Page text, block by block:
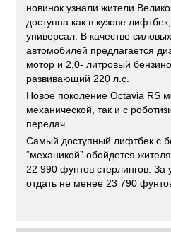
новинок узнали жители
доступна как в кузове
универсал. В качестве
автомобилей предлагается
мотор и 2,0- литровый
развивающий 220 л.с.
Новое поколение Octavia RS
механической, так и с
передач.
Самый доступный лифтбек с
“механикой” обойдется
22 990 фунтов стерлингов. За
отдать не менее 23 790